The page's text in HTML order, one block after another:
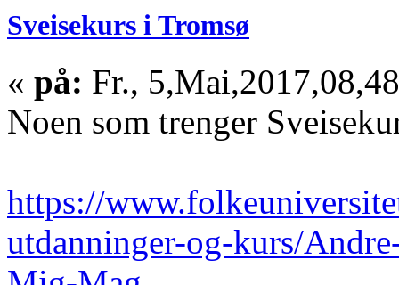
Sveisekurs i Tromsø
« på: Fr.,
Noen som trenger
https://
utdanninger-og-kurs/